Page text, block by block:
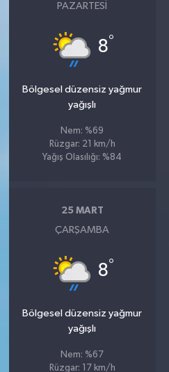
PAZARTESI
8°
Bölgesel düzensiz yağmur
yağışlı
Nem: %69
Rüzgar: 21 km/h
Yağış Olasılığı: %84
25 MART
ÇARŞAMBA
8°
Bölgesel düzensiz yağmur
yağışlı
Nem: %67
Rüzgar: 17 km/h